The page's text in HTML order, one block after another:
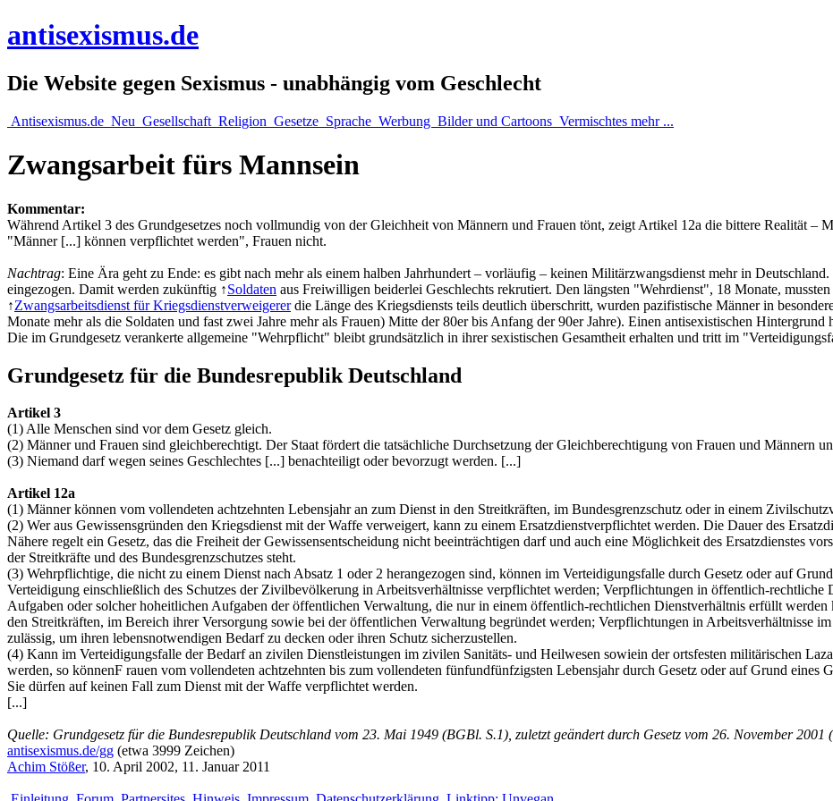
antisexismus.de
Die Website gegen Sexismus - unabhängig vom Geschlecht
Antisexismus.de Neu Gesellschaft Religion Gesetze Sprache Werbung Bilder und Cartoons Vermischtes mehr ...
Zwangsarbeit fürs Mannsein
Kommentar:
Während Artikel 3 des Grundgesetzes noch vollmundig von der Gleichheit von Männern und Frauen tönt, zeigt Artikel 12a die bittere Realität –
"Männer [...] können verpflichtet werden", Frauen nicht.
Nachtrag: Eine Ära geht zu Ende: es gibt nach mehr als einem halben Jahrhundert – vorläufig – keinen Militärzwangsdienst mehr in
eingezogen. Damit werden zukünftig ↑Soldaten aus Freiwilligen beiderlei Geschlechts rekrutiert. Den längsten "Wehrdienst", 18 Monate,
↑Zwangsarbeitsdienst für Kriegsdienstverweigererdie Länge des Kriegsdiensts teils deutlich überschritt, wurden pazifistische Männer in
Monate mehr als die Soldaten und fast zwei Jahre mehr als Frauen) Mitte der 80er bis Anfang der 90er Jahre). Einen antisexistischen
Die im Grundgesetz verankerte allgemeine "Wehrpflicht" bleibt grundsätzlich in ihrer sexistischen Gesamtheit erhalten und tritt im
Grundgesetz für die Bundesrepublik Deutschland
Artikel 3
(1) Alle Menschen sind vor dem Gesetz gleich.
(2) Männer und Frauen sind gleichberechtigt. Der Staat fördert die tatsächliche Durchsetzung der Gleichberechtigung von Frauen und Männern
(3) Niemand darf wegen seines Geschlechtes [...] benachteiligt oder bevorzugt werden. [...]
Artikel 12a
(1) Männer können vom vollendeten achtzehnten Lebensjahr an zum Dienst in den Streitkräften, im Bundesgrenzschutz oder in einem
(2) Wer aus Gewissensgründen den Kriegsdienst mit der Waffe verweigert, kann zu einem Ersatzdienstverpflichtet werden. Die Dauer des
Nähere regelt ein Gesetz, das die Freiheit der Gewissensentscheidung nicht beeinträchtigen darf und auch eine Möglichkeit des Ersatzdienstes
der Streitkräfte und des Bundesgrenzschutzes steht.
(3) Wehrpflichtige, die nicht zu einem Dienst nach Absatz 1 oder 2 herangezogen sind, können im Verteidigungsfalle durch Gesetz oder auf
Verteidigung einschließlich des Schutzes der Zivilbevölkerung in Arbeitsverhältnisse verpflichtet werden; Verpflichtungen in öffentlich-rechtliche
Aufgaben oder solcher hoheitlichen Aufgaben der öffentlichen Verwaltung, die nur in einem öffentlich-rechtlichen Dienstverhältnis erfüllt werden
den Streitkräften, im Bereich ihrer Versorgung sowie bei der öffentlichen Verwaltung begründet werden; Verpflichtungen in Arbeitsverhältnisse
zulässig, um ihren lebensnotwendigen Bedarf zu decken oder ihren Schutz sicherzustellen.
(4) Kann im Verteidigungsfalle der Bedarf an zivilen Dienstleistungen im zivilen Sanitäts- und Heilwesen sowiein der ortsfesten militärischen
werden, so könnenF rauen vom vollendeten achtzehnten bis zum vollendeten fünfundfünfzigsten Lebensjahr durch Gesetz oder auf Grund eines
Sie dürfen auf keinen Fall zum Dienst mit der Waffe verpflichtet werden.
[...]
Quelle: Grundgesetz für die Bundesrepublik Deutschland vom 23. Mai 1949 (BGBl. S.1), zuletzt geändert durch Gesetz vom 26. November 2001
antisexismus.de/gg (etwa 3999 Zeichen)
Achim Stößer, 10. April 2002, 11. Januar 2011